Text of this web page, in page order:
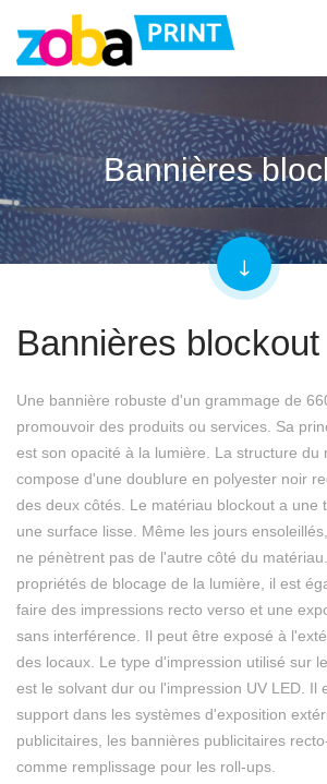
Bannières
Bannières blockout
Une bannière robuste d'un grammage de
promouvoir des produits ou services. Sa
est son opacité à la lumière. La structure du
compose d'une doublure en polyester noir
des deux côtés. Le matériau blockout a une
une surface lisse. Même les jours
ne pénètrent pas de l'autre côté du
propriétés de blocage de la lumière, il est
faire des impressions recto verso et une
sans interférence. Il peut être exposé à
des locaux. Le type d'impression utilisé sur
est le solvant dur ou l'impression UV LED. Il
support dans les systèmes d'exposition
publicitaires, les bannières publicitaires
comme remplissage pour les roll-ups.